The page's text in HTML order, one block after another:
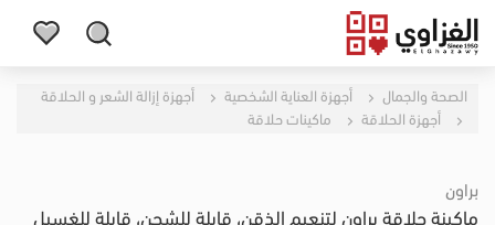
الصحة والجمال أجهزة العناية الشخصية
أجهزة إزالة الشعر و الحلاقة
أجهزة الحلاقة
ماكينات حلاقة
براون
ماكينة حلاقة براون لتنعيم الذقن، قابلة للشحن، قابلة للغسيل